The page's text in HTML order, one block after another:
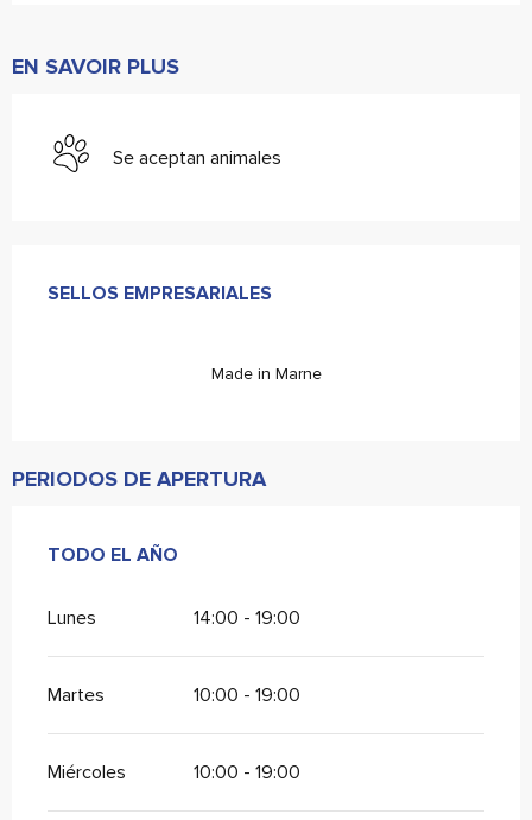
EN SAVOIR PLUS
Se aceptan animales
SELLOS EMPRESARIALES
SELLOS EMPRESARIALES
Made in Marne
PERIODOS DE APERTURA
TODO EL AÑO
TODO EL AÑO
Lunes 14:00 - 19:00
Martes 10:00 - 19:00
Miércoles 10:00 - 19:00